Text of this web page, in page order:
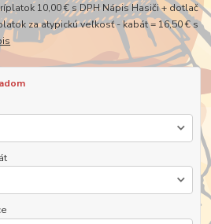
10,00 € s DPH Nápis Hasiči + dotlač
za atypickú veľkosť - kabát = 16,50 € s